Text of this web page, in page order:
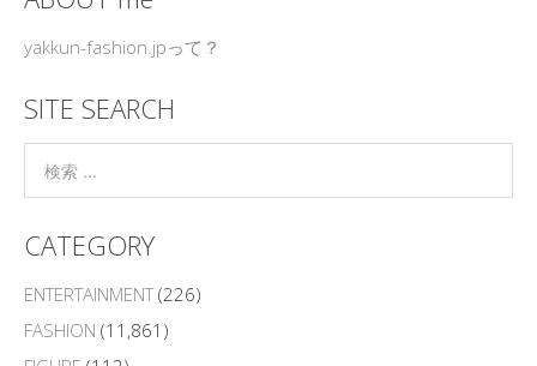
yakkun-fashion.jpって？
SITE SEARCH
CATEGORY
ENTERTAINMENT(226)
FASHION (11,861)